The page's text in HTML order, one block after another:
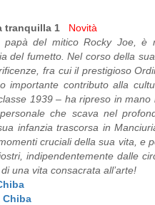
tranquilla 1
Novità
papà del mitico Rocky Joe, è
del fumetto. Nel corso della
fra cui il prestigioso
importante contributo alla
1939 – ha ripreso in
che scava nel
infanzia trascorsa in
cruciali della sua vita, e
indipendentemente dalle
una vita consacrata all’arte!
Chiba